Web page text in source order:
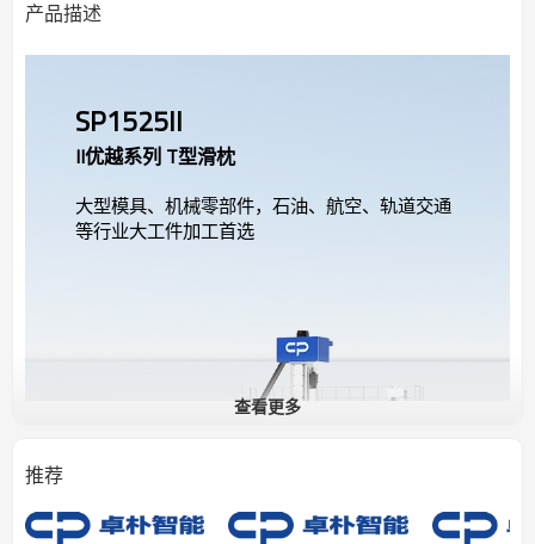
产品描述
SP1525II
II优越系列 T型滑枕
大型模具、机械零部件，石油、航空、轨道交通
等行业大工件加工首选
查看更多
推荐